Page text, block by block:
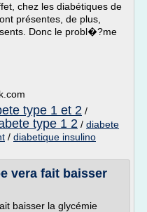
chez les diabétiques de
présentes, de plus,
Donc le probl�?me
type 1 et 2 /
type 1 2 / diabete
/ diabetique insulino
vera fait baisser
baisser la glycémie